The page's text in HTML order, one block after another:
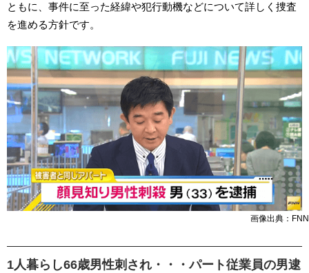
ともに、事件に至った経緯や犯行動機などについて詳しく捜査
を進める方針です。
画像出典：FNN
1人暮らし66歳男性刺され・・・パート従業員の男逮